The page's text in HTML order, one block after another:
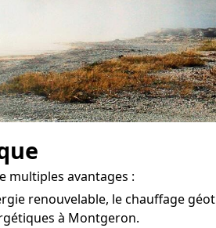
multiples avantages :
renouvelable, le chauffage
à Montgeron.